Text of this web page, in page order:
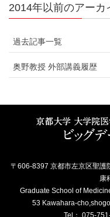
2014年以前のアーカ
過去記事一覧
奥野教授 外部講義履歴
〒606-8397 京都市左京区聖護
康
Graduate School of
53 Kawahara-